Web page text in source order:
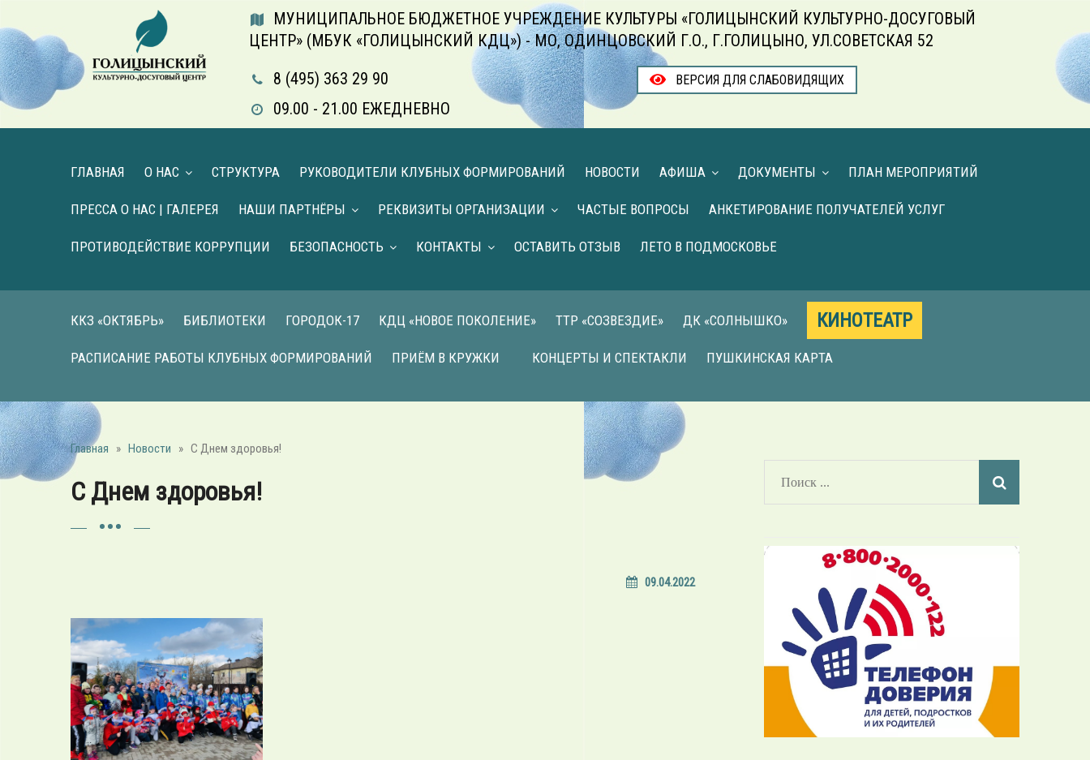
МУНИЦИПАЛЬНОЕ БЮДЖЕТНОЕ УЧРЕЖДЕНИЕ КУЛЬТУРЫ «ГОЛИЦЫНСКИЙ КУЛЬТУРНО-ДОСУГОВЫЙ
ЦЕНТР» (МБУК «ГОЛИЦЫНСКИЙ КДЦ») - МО, ОДИНЦОВСКИЙ Г.О., Г.ГОЛИЦЫНО, УЛ.СОВЕТСКАЯ 52
8 (495) 363 29 90
09.00 - 21.00 ЕЖЕДНЕВНО
ВЕРСИЯ ДЛЯ СЛАБОВИДЯЩИХ
ГЛАВНАЯ О НАС СТРУКТУРА РУКОВОДИТЕЛИ КЛУБНЫХ ФОРМИРОВАНИЙ НОВОСТИ АФИША ДОКУМЕНТЫ ПЛАН МЕРОПРИЯТИЙ
ПРЕССА О НАС | ГАЛЕРЕЯ НАШИ ПАРТНЁРЫ РЕКВИЗИТЫ ОРГАНИЗАЦИИ ЧАСТЫЕ ВОПРОСЫ АНКЕТИРОВАНИЕ ПОЛУЧАТЕЛЕЙ УСЛУГ
ПРОТИВОДЕЙСТВИЕ КОРРУПЦИИ БЕЗОПАСНОСТЬ КОНТАКТЫ ОСТАВИТЬ ОТЗЫВ ЛЕТО В ПОДМОСКОВЬЕ
ККЗ «ОКТЯБРЬ» БИБЛИОТЕКИ ГОРОДОК-17 КДЦ «НОВОЕ ПОКОЛЕНИЕ» ТТР «СОЗВЕЗДИЕ» ДК «СОЛНЫШКО» КИНОТЕАТР
РАСПИСАНИЕ РАБОТЫ КЛУБНЫХ ФОРМИРОВАНИЙ ПРИЁМ В КРУЖКИ КОНЦЕРТЫ И СПЕКТАКЛИ ПУШКИНСКАЯ КАРТА
Главная » Новости » С Днем здоровья!
С Днем здоровья!
09.04.2022